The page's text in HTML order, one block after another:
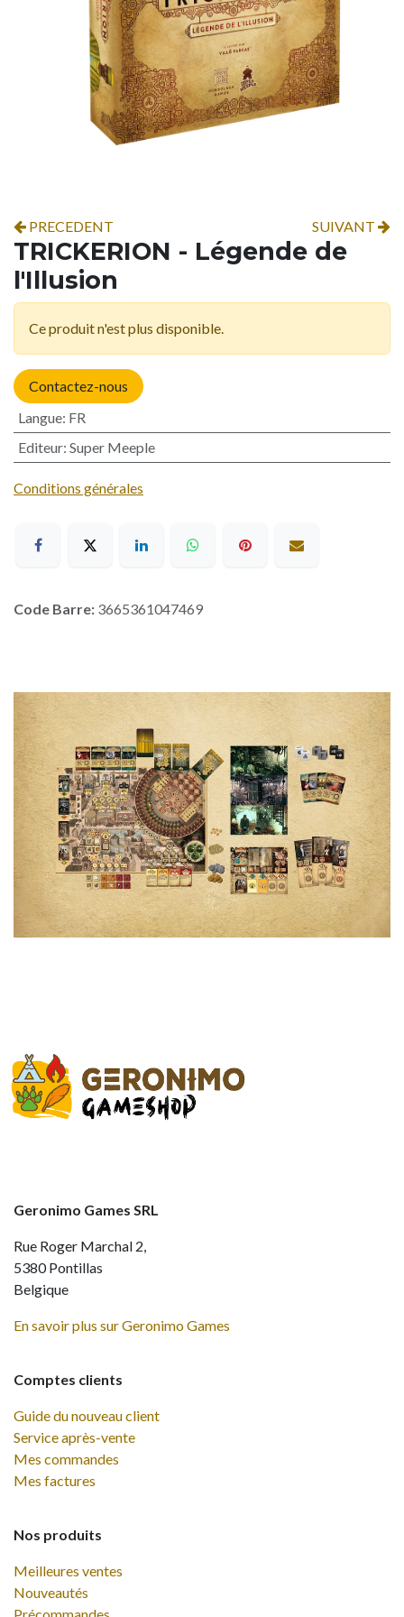
PRECEDENT SUIVANT
TRICKERION - Légende de
l'Illusion
Ce produit n'est plus disponible.
Contactez-nous
Langue: FR
Editeur: Super Meeple
Conditions générales
Code Barre: 3665361047469
Comptes clients
Guide du nouveau client
Service après-vente
Mes commandes
Mes factures
Nos produits
Meilleures ventes
Nouveautés
Geronimo Games SRL
Rue Roger Marchal 2,
5380 Pontillas
Belgique
En savoir plus sur Geronimo Games